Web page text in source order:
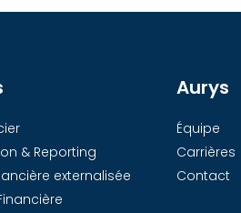
& Reporting
externalisée
Aurys
Équipe
Carrières
Contact